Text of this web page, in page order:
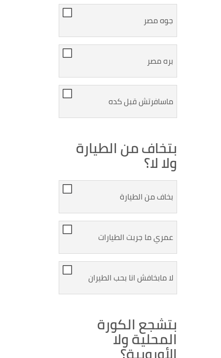
جوه مصر
بره مصر
ماسافرتش قبل كده
بتخاف من الطيارة
ولا لا؟
بخاف من الطيارة
عمري ما جربت الطيارات
لا مابخافش انا بحب الطيران
بتشجع الكورة
المحلية ولا